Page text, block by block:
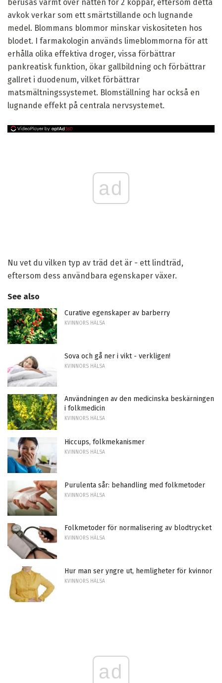
berusas varmt över natten för 2 koppar, eftersom detta
avkok verkar som ett smärtstillande och lugnande
medel. Blommans blommor minskar viskositeten hos
blodet. I farmakologin används limeblommorna för att
erhålla olika effektiva droger, vissa förbättrar
pankreatisk funktion, ökar gallbildning och förbättrar
gallret i duodenum, vilket förbättrar
matsmältningssystemet. Blomställning har också en
lugnande effekt på centrala nervsystemet.
ad
Nu vet du vilken typ av träd det är - ett lindträd,
eftersom dess användbara egenskaper växer.
See also
Curative egenskaper av barberry
KVINNORS HÄLSA
Sova och gå ner i vikt - verkligen!
KVINNORS HÄLSA
Användningen av den medicinska beskärningen
i folkmedicin
KVINNORS HÄLSA
Hiccups, folkmekanismer
KVINNORS HÄLSA
Purulenta sår: behandling med folkmetoder
KVINNORS HÄLSA
Folkmetoder för normalisering av blodtrycket
KVINNORS HÄLSA
Hur man ser yngre ut, hemligheter för kvinnor
KVINNORS HÄLSA
ad